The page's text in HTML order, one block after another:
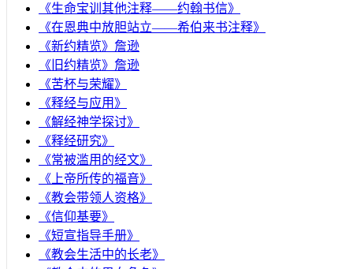
《生命宝训其他注释——约翰书信》
《在恩典中放胆站立——希伯来书注释》
《新约精览》詹逊
《旧约精览》詹逊
《苦杯与荣耀》
《释经与应用》
《解经神学探讨》
《释经研究》
《常被滥用的经文》
《上帝所传的福音》
《教会带领人资格》
《信仰基要》
《短宣指导手册》
《教会生活中的长老》